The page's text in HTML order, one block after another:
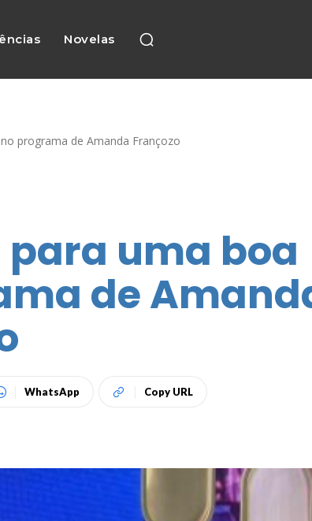
Novelas
programa de Amanda Françozo
uma boa
de
WhatsApp Copy URL